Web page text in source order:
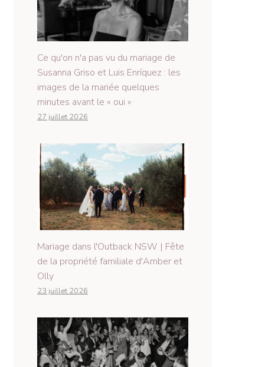
Ce qu'on n'a pas vu du mariage de
Susanna Griso et Luis Enríquez : les
images de la mariée quelques
minutes avant le « oui »
27 juillet 2026
Mariage dans l'Outback NSW | Fête
de la propriété familiale d'Amber et
Olly
23 juillet 2026